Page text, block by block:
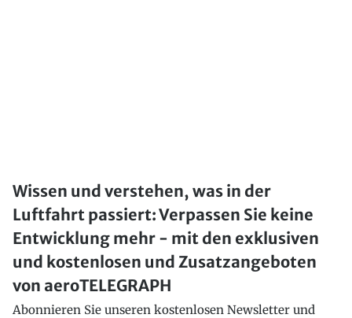
Wissen und verstehen, was in der
Luftfahrt passiert: Verpassen Sie keine
Entwicklung mehr - mit den exklusiven
und kostenlosen und Zusatzangeboten
von aeroTELEGRAPH
Abonnieren Sie unseren kostenlosen Newsletter und